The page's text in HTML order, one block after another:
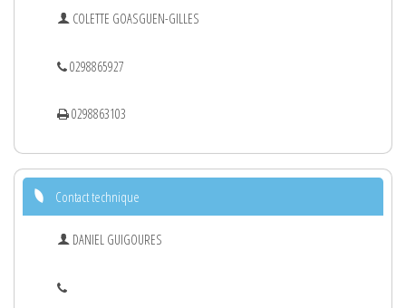
COLETTE GOASGUEN-GILLES
0298865927
0298863103
Contact technique
DANIEL GUIGOURES